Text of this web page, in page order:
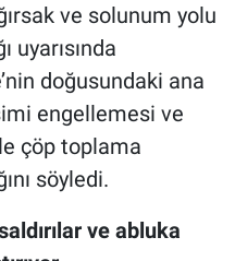
ve solunum yolu
uyarısında
doğusundaki ana
engellemesi ve
çöp toplama
söyledi.
ve abluka